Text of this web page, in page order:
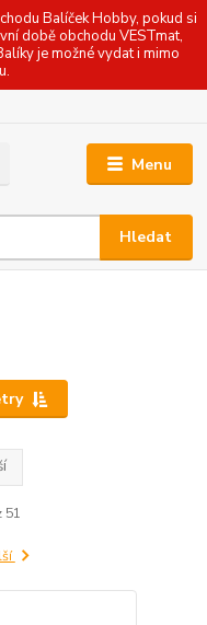
Balíček Hobby, pokud si
době obchodu VESTmat,
je možné vydat i mimo
Menu
Hledat
51